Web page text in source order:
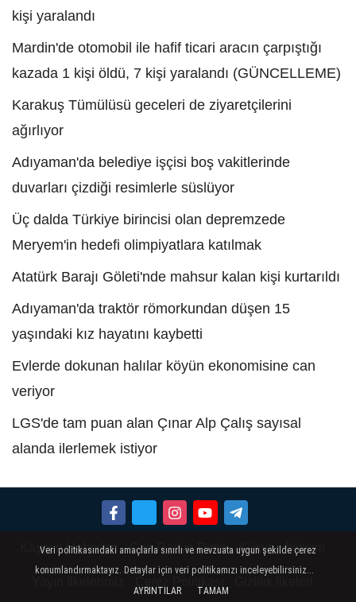
kişi yaralandı
Mardin'de otomobil ile hafif ticari aracın çarpıştığı
kazada 1 kişi öldü, 7 kişi yaralandı (GÜNCELLEME)
Karakuş Tümülüsü geceleri de ziyaretçilerini
ağırlıyor
Adıyaman'da belediye işçisi boş vakitlerinde
duvarları çizdiği resimlerle süslüyor
Üç dalda Türkiye birincisi olan depremzede
Meryem'in hedefi olimpiyatlara katılmak
Atatürk Barajı Göleti'nde mahsur kalan kişi kurtarıldı
Adıyaman'da traktör römorkundan düşen 15
yaşındaki kız hayatını kaybetti
Evlerde dokunan halılar köyün ekonomisine can
veriyor
LGS'de tam puan alan Çınar Alp Çalış sayısal
alanda ilerlemek istiyor
Kayseri Haberleri Can Radyo Dinle Künye İletişim
Veri politikasındaki amaçlarla sınırlı ve mevzuata uygun şekilde çerez
konumlandırmaktayız. Detaylar için veri politikamızı inceleyebilirsiniz...
AYRINTILAR
TAMAM